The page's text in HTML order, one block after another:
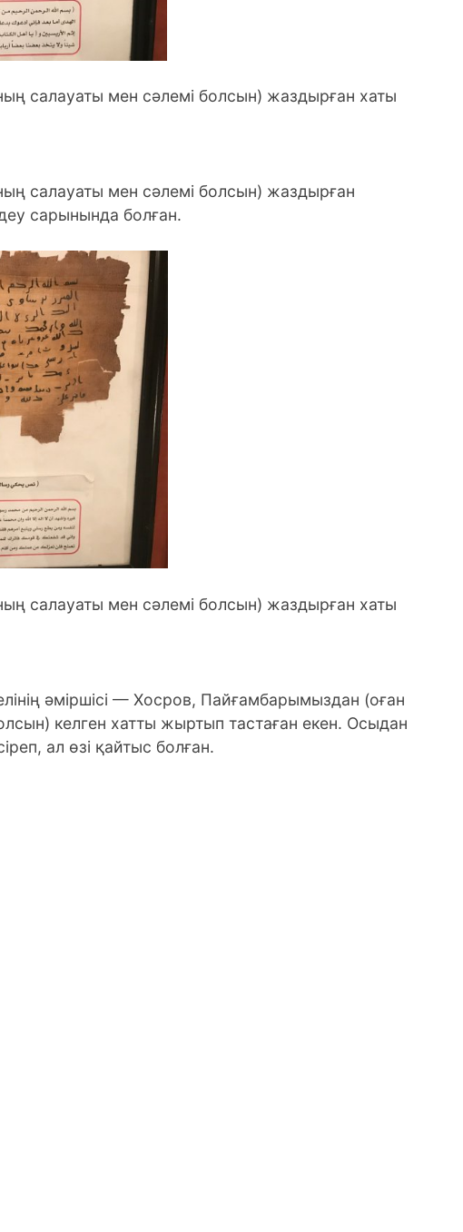
салауаты мен сәлемі болсын) жаздырған хаты
салауаты мен сәлемі болсын) жаздырған
сарынында болған.
салауаты мен сәлемі болсын) жаздырған хаты
әміршісі — Хосров, Пайғамбарымыздан (оған
келген хатты жыртып тастаған екен. Осыдан
ал өзі қайтыс болған.